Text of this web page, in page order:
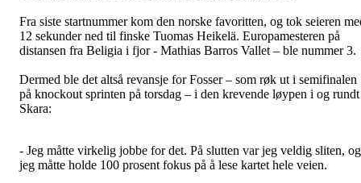
Fra siste startnummer kom den norske favoritten, og tok seieren
12 sekunder ned til finske Tuomas Heikelä. Europamesteren på
distansen fra Beligia i fjor - Mathias Barros Vallet – ble nummer 3.
Dermed ble det altså revansje for Fosser – som røk ut i semifinalen
på knockout sprinten på torsdag – i den krevende løypen i og rundt
Skara:
- Jeg måtte virkelig jobbe for det. På slutten var jeg veldig sliten, og
jeg måtte holde 100 prosent fokus på å lese kartet hele veien.